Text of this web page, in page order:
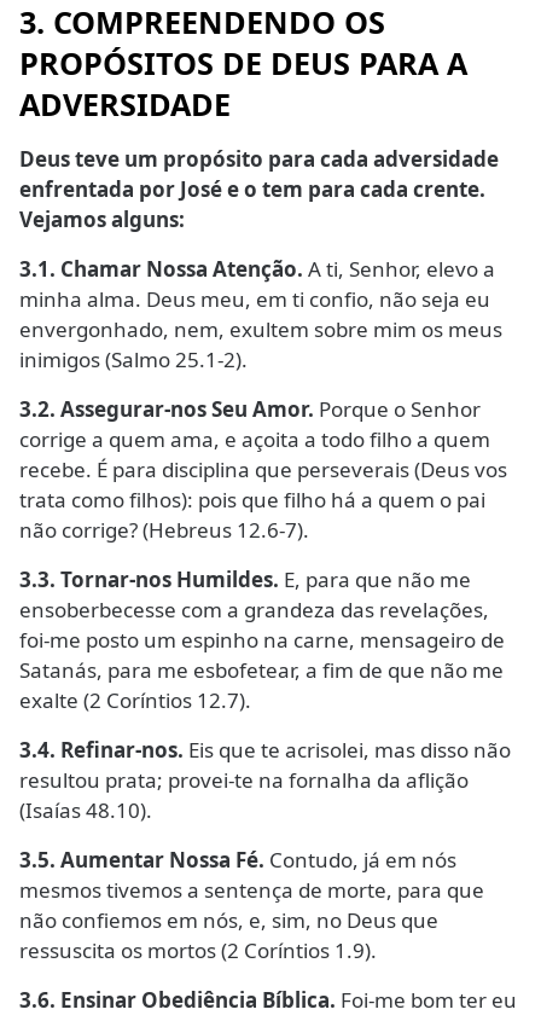
3. COMPREENDENDO OS
PROPÓSITOS DE DEUS PARA A
ADVERSIDADE
Deus teve um propósito para cada adversidade
enfrentada por José e o tem para cada crente.
Vejamos alguns:
3.1. Chamar Nossa Atenção. A ti, Senhor, elevo a
minha alma. Deus meu, em ti confio, não seja eu
envergonhado, nem, exultem sobre mim os meus
inimigos (Salmo 25.1-2).
3.2. Assegurar-nos Seu Amor. Porque o Senhor
corrige a quem ama, e açoita a todo filho a quem
recebe. É para disciplina que perseverais (Deus vos
trata como filhos): pois que filho há a quem o pai
não corrige? (Hebreus 12.6-7).
3.3. Tornar-nos Humildes. E, para que não me
ensoberbecesse com a grandeza das revelações,
foi-me posto um espinho na carne, mensageiro de
Satanás, para me esbofetear, a fim de que não me
exalte (2 Coríntios 12.7).
3.4. Refinar-nos. Eis que te acrisolei, mas disso não
resultou prata; provei-te na fornalha da aflição
(Isaías 48.10).
3.5. Aumentar Nossa Fé. Contudo, já em nós
mesmos tivemos a sentença de morte, para que
não confiemos em nós, e, sim, no Deus que
ressuscita os mortos (2 Coríntios 1.9).
3.6. Ensinar Obediência Bíblica. Foi-me bom ter eu